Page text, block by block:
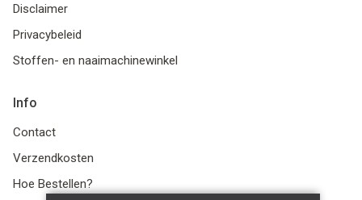
Disclaimer
Privacybeleid
Stoffen- en naaimachinewinkel
Info
Contact
Verzendkosten
Hoe Bestellen?